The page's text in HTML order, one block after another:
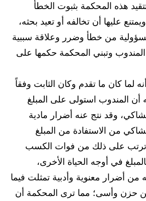
هذه المحكمة بثبوت الخطأ
عليها أن تخالفه أو تعيد بحثه،
من خطأ وضرر وعلاقة سببية
وتبني المحكمة حكمها على
لما كان ما تقدم وكان الثابت وفقاً
أن المندوب استولى على المبلغ
وقد نتج عنه أضرار مادية
من الاستفادة من المبلغ
ترتب على ذلك من فوات الكسب
في أوجه الحياة الأخرى،
من أضرار معنوية وأدبية تمثلت فيما
حزن وأسى؛ مما ترى المحكمة أن